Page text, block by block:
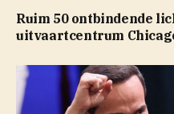
Ruim 50 ontbindende
uitvaartcentrum